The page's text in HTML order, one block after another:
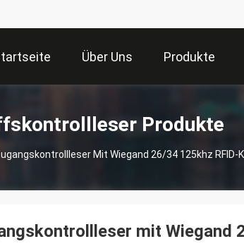
Über Uns Produkte
Produkte
Mit Wiegand 26/34 125khz
mit Wiegand